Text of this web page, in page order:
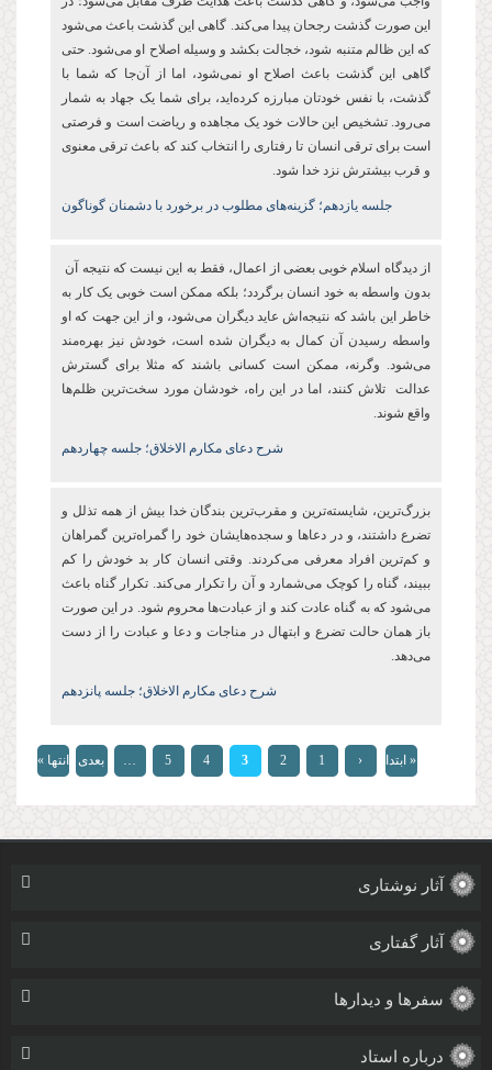
این صورت گذشت رجحان پیدا می‌کند. گاهی این گذشت باعث می‌شود
که این ظالم متنبه شود، خجالت بکشد و وسیله اصلاح او می‌شود. حتی
گاهی این گذشت باعث اصلاح او نمی‌شود، اما از آن‌جا که شما با
گذشت، با نفس خودتان مبارزه کرده‌اید، برای شما یک جهاد به شمار
می‌رود. تشخیص این‌ حالات خود یک مجاهده و ریاضت است و فرصتی
است برای ترقی انسان تا رفتاری را انتخاب کند که باعث ترقی معنوی
و قرب بیشترش نزد خدا شود.
جلسه یازدهم؛ گزینه‌های مطلوب در برخورد با دشمنان گوناگون
از دیدگاه اسلام خوبی بعضی از اعمال، فقط‌ به این نیست که نتیجه‌ آن
بدون واسطه به خود انسان برگردد؛ بلکه ممکن است خوبی یک کار به
خاطر این باشد که نتیجه‌اش عاید دیگران می‌شود، و از این جهت که او
واسطه رسیدن آن کمال به دیگران شده است، خودش نیز بهره‌‌مند
می‌شود. وگرنه، ممکن است کسانی باشند که مثلا برای گسترش
عدالت تلاش کنند، اما در این راه،‌ خودشان مورد سخت‌ترین ظلم‌ها
واقع شوند.
شرح دعای مکارم الاخلاق؛ جلسه چهاردهم
بزرگ‌ترین، شایسته‌ترین و مقرب‌ترین بندگان خدا بیش از همه تذلل و
تضرع داشتند، و در دعاها و سجده‌هایشان خود را گمراه‌ترین گمراهان
و کم‌ترین افراد معرفی می‌کردند. وقتی انسان کار بد خودش را کم
ببیند، گناه را کوچک می‌شمارد و آن را تکرار می‌کند. تکرار گناه باعث
می‌شود که به گناه عادت کند و از عبادت‌ها محروم شود. در این صورت
باز همان حالت تضرع و ابتهال در مناجات و دعا و عبادت را از دست
می‌دهد.
شرح دعای مکارم الاخلاق؛ جلسه پانزدهم
صفحه‌ها
« ابتدا ‹
1
2
3
4
5
… بعدی انتها »
آثار نوشتاری
آثار گفتاری
سفرها و دیدارها
درباره استاد